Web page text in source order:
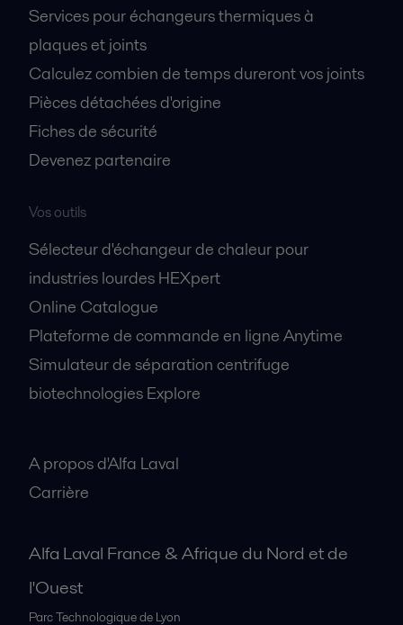
Services pour échangeurs thermiques à
plaques et joints
Calculez combien de temps dureront vos joints
Pièces détachées d'origine
Fiches de sécurité
Devenez partenaire
Vos outils
Sélecteur d'échangeur de chaleur pour
industries lourdes HEXpert
Online Catalogue
Plateforme de commande en ligne Anytime
Simulateur de séparation centrifuge
biotechnologies Explore
A propos d'Alfa Laval
Carrière
Alfa Laval France & Afrique du Nord et de
l'Ouest
Parc Technologique de Lyon